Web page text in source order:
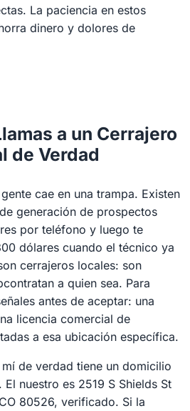
La paciencia en estos
dinero y dolores de
a un Cerrajero
de Verdad
cae en una trampa. Existen
generación de prospectos
por teléfono y luego te
dólares cuando el técnico ya
cerrajeros locales: son
a quien sea. Para
antes de aceptar: una
licencia comercial de
a esa ubicación específica.
de verdad tiene un domicilio
nuestro es 2519 S Shields St
80526, verificado. Si la